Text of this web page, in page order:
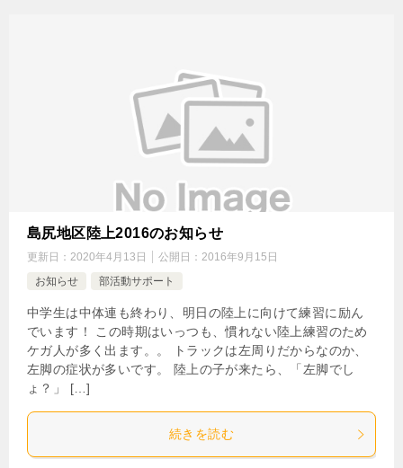
島尻地区陸上2016のお知らせ
更新日： 2020年4月13日 公開日： 2016年9月15日
お知らせ
部活動サポート
中学生は中体連も終わり、明日の陸上に向けて練習に励ん
でいます！ この時期はいっつも、慣れない陸上練習のため
ケガ人が多く出ます。。 トラックは左周りだからなのか、
左脚の症状が多いです。 陸上の子が来たら、「左脚でし
ょ？」 […]
続きを読む